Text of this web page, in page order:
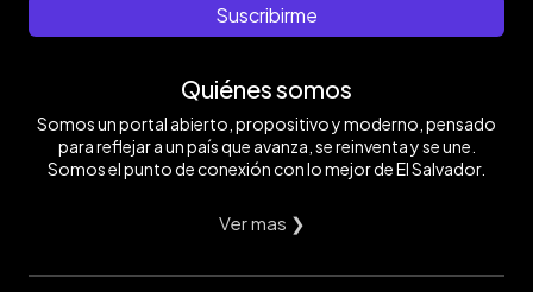
Suscribirme
Quiénes somos
Somos un portal abierto, propositivo y moderno, pensado
para reflejar a un país que avanza, se reinventa y se une.
Somos el punto de conexión con lo mejor de El Salvador.
Ver mas ❯